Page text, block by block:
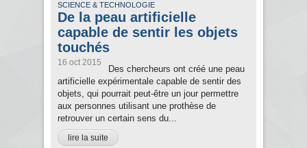
SCIENCE & TECHNOLOGIE
De la peau artificielle
capable de sentir les objets
touchés
16 oct 2015
Des chercheurs ont créé une peau
artificielle expérimentale capable de sentir des
objets, qui pourrait peut-être un jour permettre
aux personnes utilisant une prothèse de
retrouver un certain sens du...
lire la suite